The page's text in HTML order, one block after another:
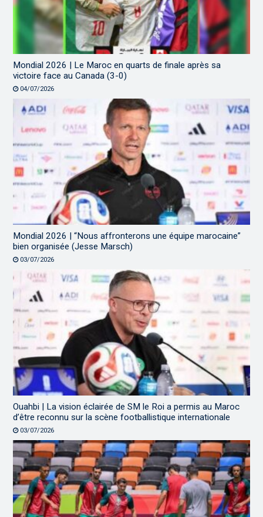
Mondial 2026 | Le Maroc en quarts de finale après sa
victoire face au Canada (3-0)
04/07/2026
Mondial 2026 | “Nous affronterons une équipe marocaine”
bien organisée (Jesse Marsch)
03/07/2026
Ouahbi | La vision éclairée de SM le Roi a permis au Maroc
d’être reconnu sur la scène footballistique internationale
03/07/2026